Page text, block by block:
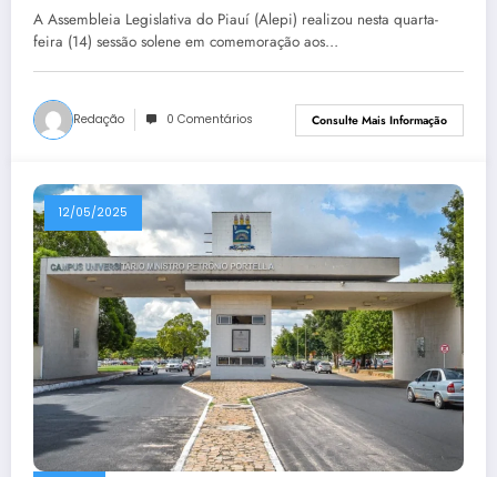
A Assembleia Legislativa do Piauí (Alepi) realizou nesta quarta-
feira (14) sessão solene em comemoração aos…
Redação 0 Comentários Consulte Mais Informação
12/05/2025